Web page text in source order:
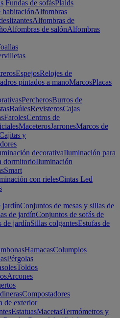
Fundas de sofásPlaids
Alfombras
Alfombras de
Alfombras de salónAlfombras
EspejosRelojes de
pintados a manoMarcosPlacas
PercherosBurros de
BaúlesRevisterosCajas
FarolesCentros de
MaceterosJarronesMarcos de
y
decorativaIluminación para
dormitorioIluminación
Smart
con rielesCintas Led
jardínConjuntos de mesas y sillas de
de jardínConjuntos de sofás de
de jardínSillas colgantesEstufas de
HamacasColumpios
Pérgolas
Toldos
Arcones
Compostadores
de exterior
EstatuasMacetasTermómetros y